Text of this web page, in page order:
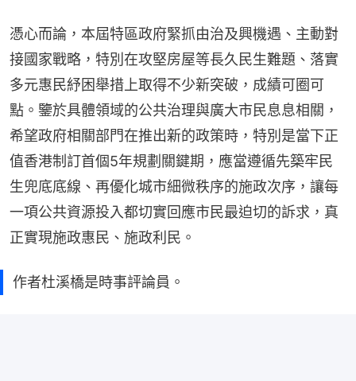
憑心而論，本屆特區政府緊抓由治及興機遇、主動對
接國家戰略，特別在攻堅房屋等長久民生難題、落實
多元惠民紓困舉措上取得不少新突破，成績可圈可
點。鑒於具體領域的公共治理與廣大市民息息相關，
希望政府相關部門在推出新的政策時，特別是當下正
值香港制訂首個5年規劃關鍵期，應當遵循先築牢民
生兜底底線、再優化城市細微秩序的施政次序，讓每
一項公共資源投入都切實回應市民最迫切的訴求，真
正實現施政惠民、施政利民。
作者杜溪橋是時事評論員。